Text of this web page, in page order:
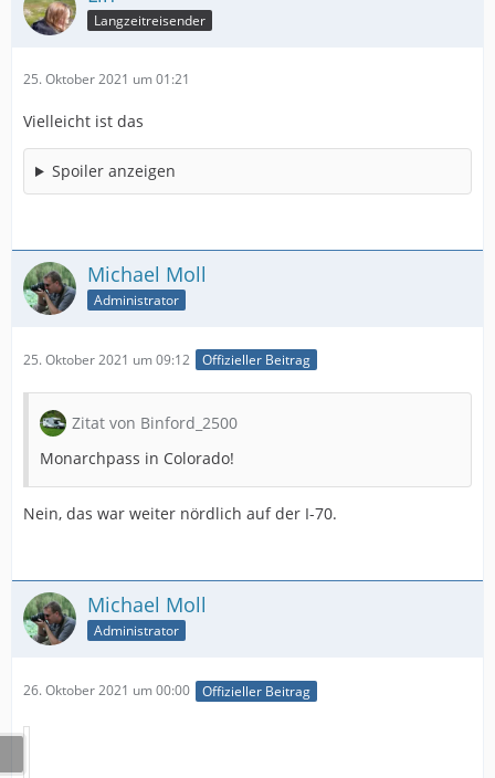
Langzeitreisender
25. Oktober 2021 um 01:21
Vielleicht ist das
Spoiler anzeigen
Michael Moll
Administrator
25. Oktober 2021 um 09:12 Offizieller Beitrag
Zitat von Binford_2500
Monarchpass in Colorado!
Nein, das war weiter nördlich auf der I-70.
Michael Moll
Administrator
26. Oktober 2021 um 00:00 Offizieller Beitrag